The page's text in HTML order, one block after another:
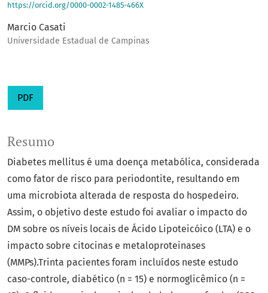
https://orcid.org/0000-0002-1485-466X
Marcio Casati
Universidade Estadual de Campinas
PDF
Resumo
Diabetes mellitus é uma doença metabólica, considerada
como fator de risco para periodontite, resultando em
uma microbiota alterada de resposta do hospedeiro.
Assim, o objetivo deste estudo foi avaliar o impacto do
DM sobre os níveis locais de Ácido Lipoteicóico (LTA) e o
impacto sobre citocinas e metaloproteinases
(MMPs).Trinta pacientes foram incluídos neste estudo
caso-controle, diabético (n = 15) e normoglicêmico (n =